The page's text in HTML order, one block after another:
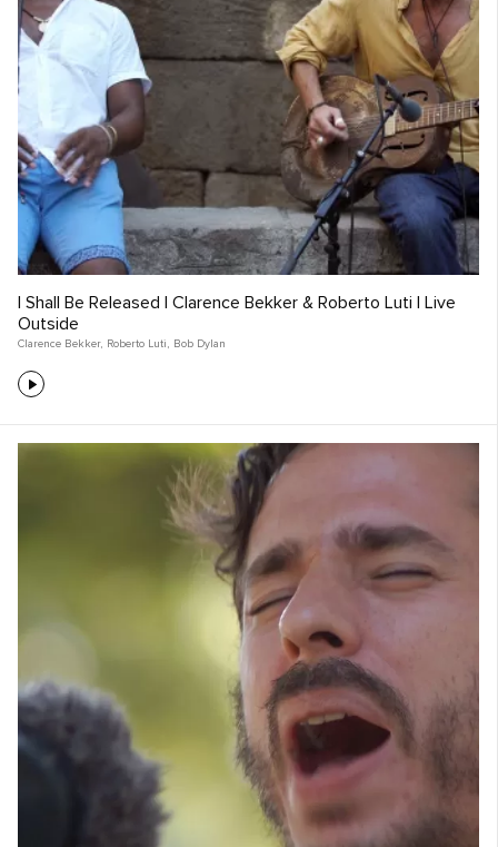
I Shall Be Released | Clarence Bekker & Roberto Luti | Live
Outside
Clarence Bekker, Roberto Luti , Bob Dylan